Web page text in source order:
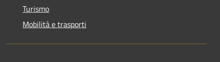
Turismo
Mobilità e trasporti